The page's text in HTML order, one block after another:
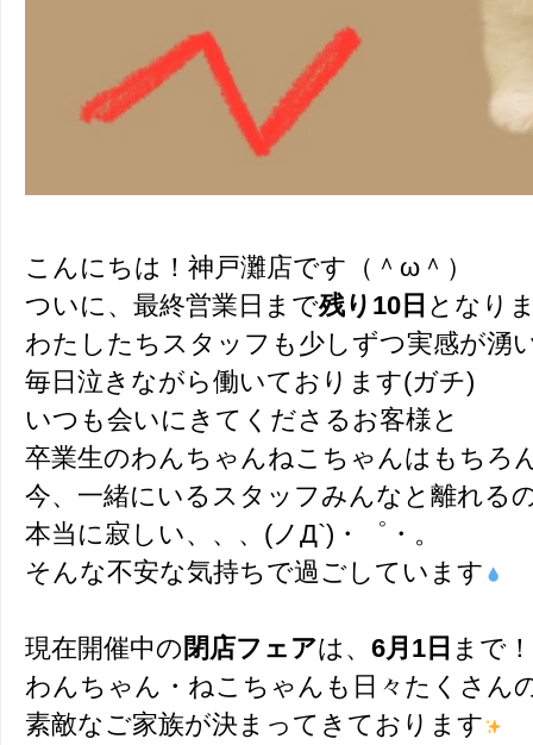
こんにちは！神戸灘店です（＾ω＾）
ついに、最終営業日まで残り10日 となり
わたしたちスタッフも少しずつ実感が湧
毎日泣きながら働いております(ガチ)
いつも会いにきてくださるお客様と
卒業生のわんちゃんねこちゃんはもちろ
今、一緒にいるスタッフみんなと離れる
本当に寂しい、、、(ノД`)・゜・。
そんな不安な気持ちで過ごしています
現在開催中の 閉店フェアは、 6月1日 まで！
わんちゃん・ねこちゃんも日々たくさん
素敵なご家族が決まってきております